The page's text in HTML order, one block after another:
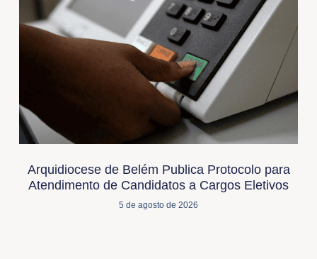
Arquidiocese de Belém Publica Protocolo para
Atendimento de Candidatos a Cargos Eletivos
5 de agosto de 2026